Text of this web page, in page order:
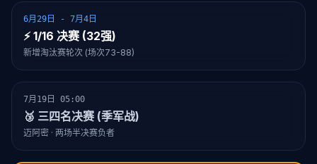
6月29日 - 7月4日
⚡ 1/16 决赛 (32强)
新增淘汰赛轮次 (场次73-88)
7月19日 05:00
🥉 三四名决赛 (季军战)
迈阿密 · 两场半决赛负者